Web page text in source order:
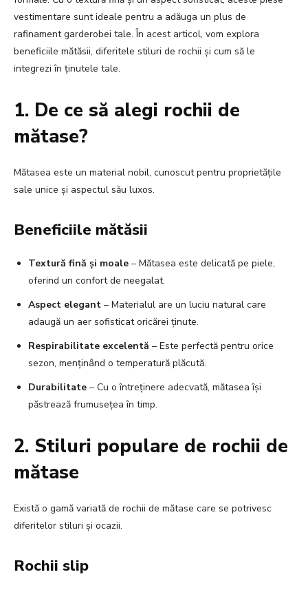
vestimentare sunt ideale pentru a adăuga un plus de
rafinament garderobei tale. În acest articol, vom explora
beneficiile mătăsii, diferitele stiluri de rochii și cum să le
integrezi în ținutele tale.
1. De ce să alegi rochii de
mătase?
Mătasea este un material nobil, cunoscut pentru proprietățile
sale unice și aspectul său luxos.
Beneficiile mătăsii
Textură fină și moale – Mătasea este delicată pe piele,
oferind un confort de neegalat.
Aspect elegant – Materialul are un luciu natural care
adaugă un aer sofisticat oricărei ținute.
Respirabilitate excelentă – Este perfectă pentru orice
sezon, menținând o temperatură plăcută.
Durabilitate – Cu o întreținere adecvată, mătasea își
păstrează frumusețea în timp.
2. Stiluri populare de rochii de
mătase
Există o gamă variată de rochii de mătase care se potrivesc
diferitelor stiluri și ocazii.
Rochii slip